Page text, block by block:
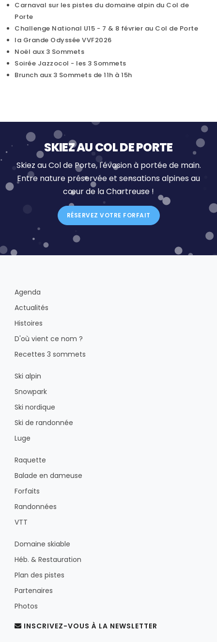
Carnaval sur les pistes du domaine alpin du Col de
Porte
Challenge National U15 - 7 & 8 février au Col de Porte
la Grande Odyssée VVF2026
Noël aux 3 Sommets
Soirée Jazzocol - les 3 Sommets
Brunch aux 3 Sommets de 11h à 15h
SKIEZ AU COL DE PORTE
Skiez au Col de Porte, l'évasion à portée de main.
Entre nature préservée et sensations alpines au
cœur de la Chartreuse !
RÉSERVEZ VOTRE FORFAIT
Agenda
Actualités
Histoires
D'où vient ce nom ?
Recettes 3 sommets
Ski alpin
Snowpark
Ski nordique
Ski de randonnée
Luge
Raquette
Balade en dameuse
Forfaits
Randonnées
VTT
Domaine skiable
Héb. & Restauration
Plan des pistes
Partenaires
Photos
INSCRIVEZ-VOUS À LA NEWSLETTER